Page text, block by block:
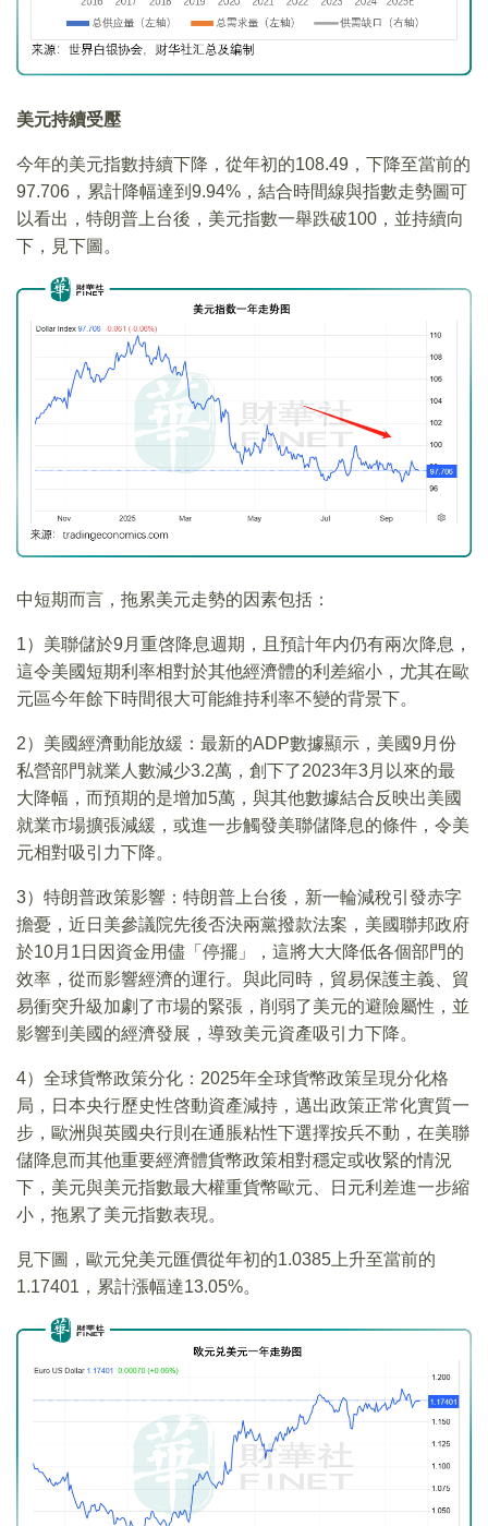
美元持續受壓
今年的美元指數持續下降，從年初的108.49，下降至當前的
97.706，累計降幅達到9.94%，結合時間線與指數走勢圖可
以看出，特朗普上台後，美元指數一舉跌破100，並持續向
下，見下圖。
中短期而言，拖累美元走勢的因素包括：
1）美聯儲於9月重啓降息週期，且預計年内仍有兩次降息，
這令美國短期利率相對於其他經濟體的利差縮小，尤其在歐
元區今年餘下時間很大可能維持利率不變的背景下。
2）美國經濟動能放緩：最新的ADP數據顯示，美國9月份
私營部門就業人數減少3.2萬，創下了2023年3月以來的最
大降幅，而預期的是增加5萬，與其他數據結合反映出美國
就業市場擴張減緩，或進一步觸發美聯儲降息的條件，令美
元相對吸引力下降。
3）特朗普政策影響：特朗普上台後，新一輪減稅引發赤字
擔憂，近日美參議院先後否決兩黨撥款法案，美國聯邦政府
於10月1日因資金用儘「停擺」，這將大大降低各個部門的
效率，從而影響經濟的運行。與此同時，貿易保護主義、貿
易衝突升級加劇了市場的緊張，削弱了美元的避險屬性，並
影響到美國的經濟發展，導致美元資產吸引力下降。
4）全球貨幣政策分化：2025年全球貨幣政策呈現分化格
局，日本央行歷史性啓動資產減持，邁出政策正常化實質一
步，歐洲與英國央行則在通脹粘性下選擇按兵不動，在美聯
儲降息而其他重要經濟體貨幣政策相對穩定或收緊的情況
下，美元與美元指數最大權重貨幣歐元、日元利差進一步縮
小，拖累了美元指數表現。
見下圖，歐元兌美元匯價從年初的1.0385上升至當前的
1.17401，累計漲幅達13.05%。